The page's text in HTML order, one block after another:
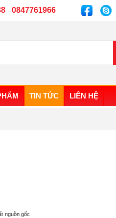
- 0847761966
TIN TỨC LIÊN HỆ
nguồn gốc